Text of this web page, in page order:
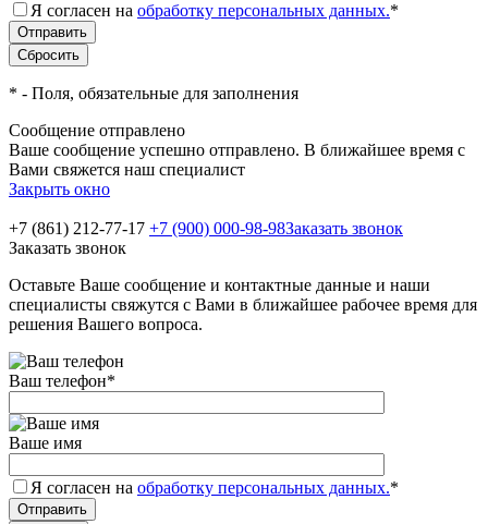
Я согласен на обработку персональных данных.*
* - Поля, обязательные для заполнения
Сообщение отправлено
Ваше сообщение успешно отправлено. В ближайшее время с
Вами свяжется наш специалист
Закрыть окно
+7 (861) 212-77-17 +7 (900) 000-98-98Заказать звонок
Заказать звонок
Оставьте Ваше сообщение и контактные данные и наши
специалисты свяжутся с Вами в ближайшее рабочее время для
решения Вашего вопроса.
Ваш телефон*
Ваше имя
Я согласен на обработку персональных данных.*